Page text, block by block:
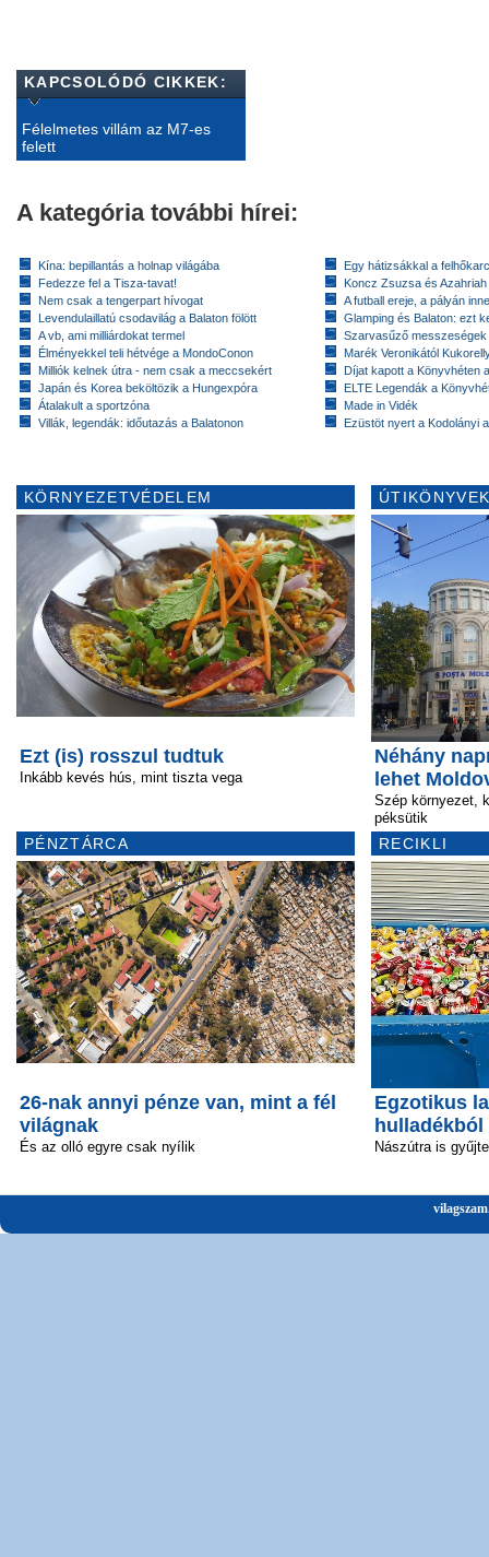
KAPCSOLÓDÓ CIKKEK:
Félelmetes villám az M7-es
felett
A kategória további hírei:
Kína: bepillantás a holnap világába
Fedezze fel a Tisza-tavat!
Nem csak a tengerpart hívogat
Levendulaillatú csodavilág a Balaton fölött
A vb, ami milliárdokat termel
Élményekkel teli hétvége a MondoConon
Milliók kelnek útra - nem csak a meccsekért
Japán és Korea beköltözik a Hungexpóra
Átalakult a sportzóna
Villák, legendák: időutazás a Balatonon
Egy hátizsákkal a
Koncz Zsuzsa és
A futball ereje, a pályán
Glamping és Balaton: ezt
Szarvasűző messzeségek
Marék Veronikától
Díjat kapott a Könyvhéten
ELTE Legendák a
Made in Vidék
Ezüstöt nyert a Kodolányi
KÖRNYEZETVÉDELEM
Ezt (is) rosszul tudtuk
Inkább kevés hús, mint tiszta vega
PÉNZTÁRCA
26-nak annyi pénze van, mint a fél
világnak
És az olló egyre csak nyílik
Néhány
lehet
Szép környezet,
péksütik
RECIKLI
Egzotikus
hulladékból
Nászútra is